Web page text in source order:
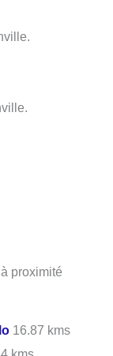
proximité
16.87 kms